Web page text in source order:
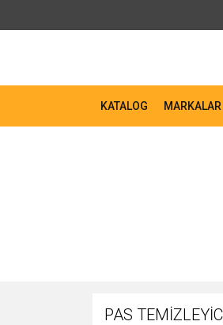
KATALOG MARKALAR
PAS